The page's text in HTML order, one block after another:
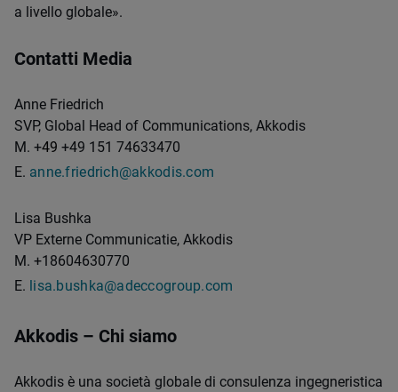
a livello globale».
Contatti Media
Anne Friedrich
SVP, Global Head of Communications, Akkodis
M. +49 +49 151 74633470
E. anne.friedrich@akkodis.com
Lisa Bushka
VP Externe Communicatie, Akkodis
M. +18604630770
E. lisa.bushka@adeccogroup.com
Akkodis – Chi siamo
Akkodis è una società globale di consulenza ingegneristica